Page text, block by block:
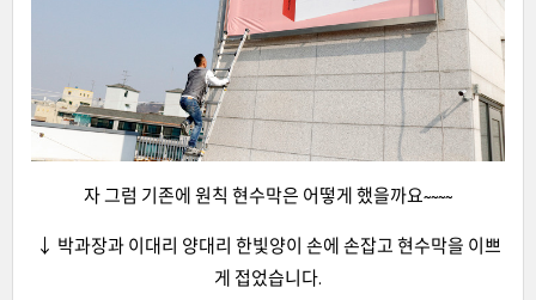
자 그럼 기존에 원칙 현수막은 어떻게 했을까요~~~~
↓ 박과장과 이대리 양대리 한빛양이 손에 손잡고 현수막을 이쁘
게 접었습니다.